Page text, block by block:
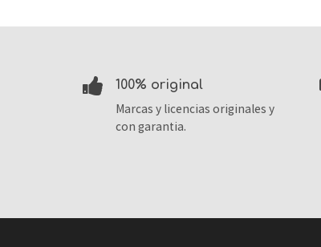
100% original
Marcas y licencias originales y
con garantia.